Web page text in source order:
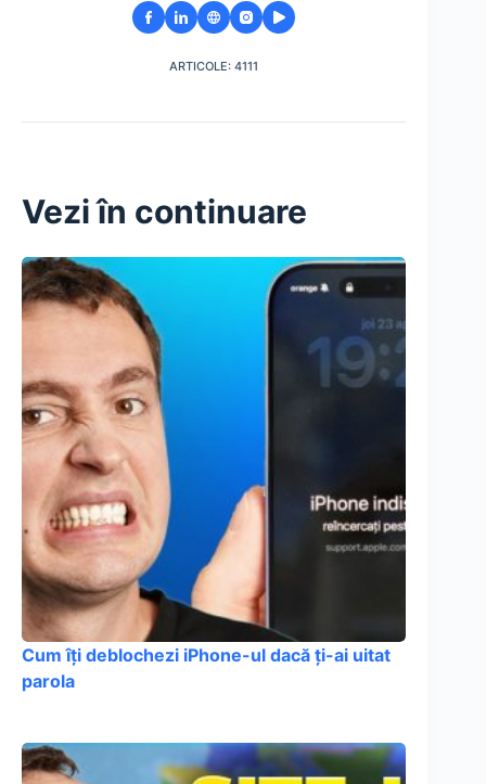
ARTICOLE: 4111
Vezi în continuare
Cum îți deblochezi iPhone-ul dacă ți-ai uitat
parola